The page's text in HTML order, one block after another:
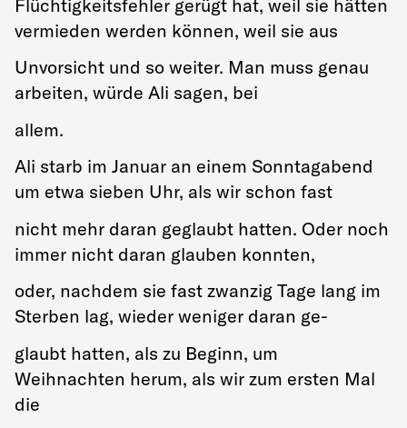
Flüchtigkeitsfehler gerügt hat, weil sie hätten
vermieden werden können, weil sie aus
Unvorsicht und so weiter. Man muss genau
arbeiten, würde Ali sagen, bei
allem.
Ali starb im Januar an einem Sonntagabend
um etwa sieben Uhr, als wir schon fast
nicht mehr daran geglaubt hatten. Oder noch
immer nicht daran glauben konnten,
oder, nachdem sie fast zwanzig Tage lang im
Sterben lag, wieder weniger daran ge-
glaubt hatten, als zu Beginn, um
Weihnachten herum, als wir zum ersten Mal
die